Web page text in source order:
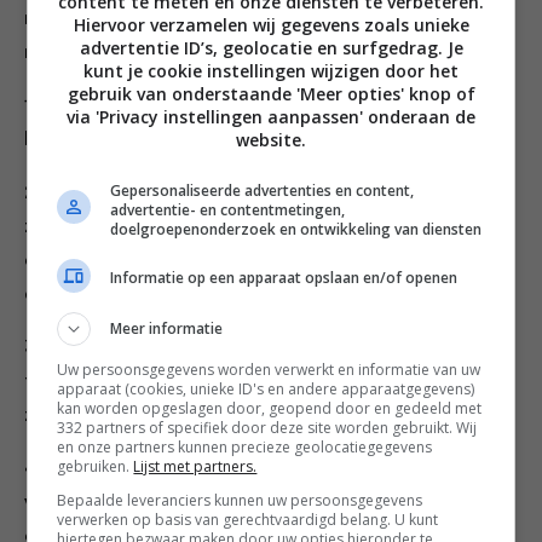
methode. Wil je echt een topmayo, dan maak je die
met een garde – de kenner proeft het verschil!
1. Klop de eidooiers met azijn en mosterd tot een
2. Voeg al kloppend druppel voor druppel de
zonnebloemolie toe totdat je ziet dat er een binding
ontstaat. Daarna kun je de druppels verhogen tot een
dun straaltje, zolang je maar blijft kloppen.
3. Breng als je klaar bent met de zonnebloemolie
toevoegen de mayonaise op smaak met de olijfolie, en
zout en peper.
4. Als de mayonaise wat te dik is, kun je hem
verdunnen met een scheutje water. Dit komt ook de
conservering ten goede.
Hiervoor verzamelen wij gegevens zoals unieke
advertentie ID’s, geolocatie en surfgedrag. Je
kunt je cookie instellingen wijzigen door het
gebruik van onderstaande 'Meer opties' knop of
via 'Privacy instellingen aanpassen' onderaan de
website.
Gepersonaliseerde advertenties en content,
advertentie- en contentmetingen,
doelgroepenonderzoek en ontwikkeling van diensten
Informatie op een apparaat opslaan en/of openen
Meer informatie
Uw persoonsgegevens worden verwerkt en informatie van uw
apparaat (cookies, unieke ID's en andere apparaatgegevens)
kan worden opgeslagen door, geopend door en gedeeld met
332 partners of specifiek door deze site worden gebruikt. Wij
en onze partners kunnen precieze geolocatiegegevens
gebruiken. Lijst met partners.
Bepaalde leveranciers kunnen uw persoonsgegevens
verwerken op basis van gerechtvaardigd belang. U kunt